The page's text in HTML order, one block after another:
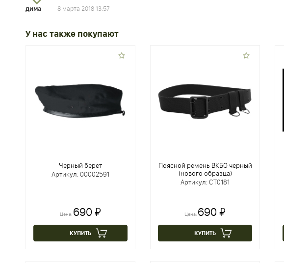
дима 8 марта 2018 13:57
У нас также покупают
Черный берет
Артикул: 00002591
Цена: 690 ₽
КУПИТЬ
Поясной ремень ВКБО черный
(нового образца)
Артикул: CT0181
Цена: 690 ₽
КУПИТЬ